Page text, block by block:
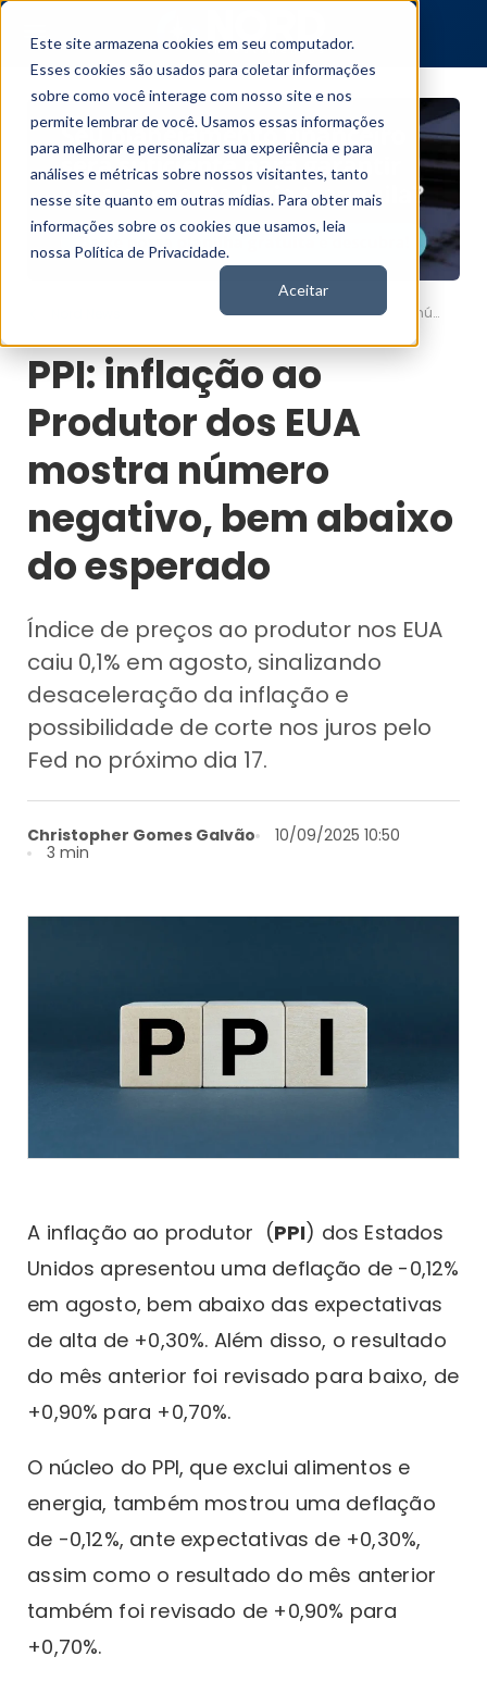
Este site armazena cookies em seu computador.
Esses cookies são usados para coletar informações
sobre como você interage com nosso site e nos
permite lembrar de você. Usamos essas informações
para melhorar e personalizar sua experiência e para
análises e métricas sobre nossos visitantes, tanto
nesse site quanto em outras mídias. Para obter mais
informações sobre os cookies que usamos, leia
nossa Política de Privacidade.
Aceitar
PPI: inflação ao Produtor dos EUA mostra número negativo, bem abaixo do esperado
PPI: inflação ao
Produtor dos EUA
mostra número
negativo, bem abaixo
do esperado
Índice de preços ao produtor nos EUA
caiu 0,1% em agosto, sinalizando
desaceleração da inflação e
possibilidade de corte nos juros pelo
Fed no próximo dia 17.
Christopher Gomes Galvão
10/09/2025 10:50
3 min
A inflação ao produtor (PPI) dos Estados
Unidos apresentou uma deflação de -0,12%
em agosto, bem abaixo das expectativas
de alta de +0,30%. Além disso, o resultado
do mês anterior foi revisado para baixo, de
+0,90% para +0,70%.
O núcleo do PPI, que exclui alimentos e
energia, também mostrou uma deflação
de -0,12%, ante expectativas de +0,30%,
assim como o resultado do mês anterior
também foi revisado de +0,90% para
+0,70%.